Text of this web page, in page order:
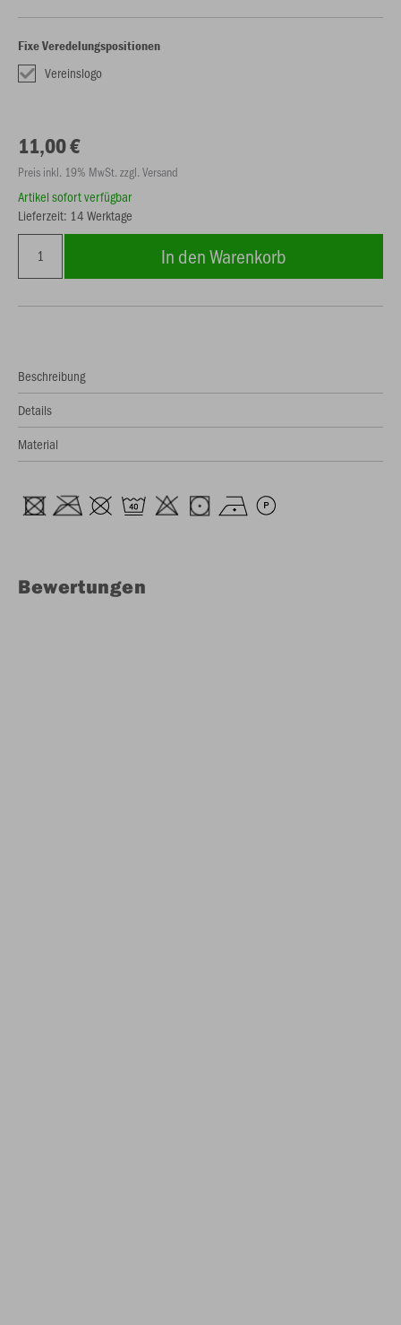
Fixe Veredelungspositionen
Vereinslogo
11,00 €
Preis inkl. 19% MwSt. zzgl. Versand
Artikel sofort verfügbar
Lieferzeit: 14 Werktage
In den Warenkorb
Beschreibung
Details
Material
Bewertungen